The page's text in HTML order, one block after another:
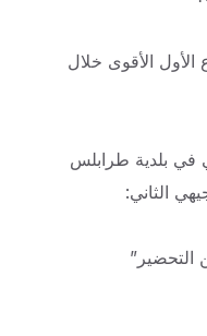
الأقوى خلال
في بلدية طرابلس
الثاني:
التحضير”